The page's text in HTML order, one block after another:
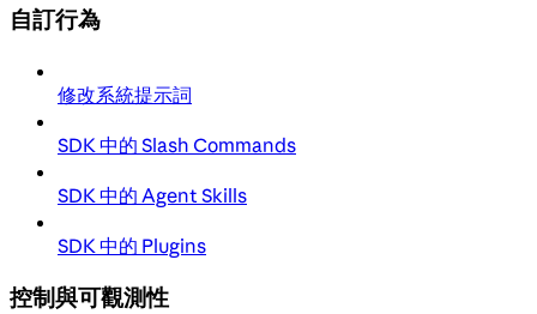
自訂行為
修改系統提示詞
SDK 中的 Slash Commands
SDK 中的 Agent Skills
SDK 中的 Plugins
控制與可觀測性